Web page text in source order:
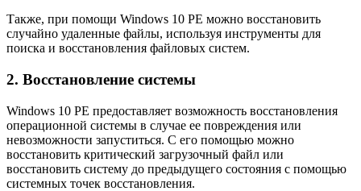
Также, при помощи Windows 10 PE можно восстановить
случайно удаленные файлы, используя инструменты для
поиска и восстановления файловых систем.
2. Восстановление системы
Windows 10 PE предоставляет возможность восстановления
операционной системы в случае ее повреждения или
невозможности запуститься. С его помощью можно
восстановить критический загрузочный файл или
восстановить систему до предыдущего состояния с помощью
системных точек восстановления.